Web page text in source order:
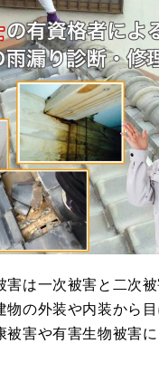
害は一次被害と二次
物の外装や内装から
被害や有害生物被害